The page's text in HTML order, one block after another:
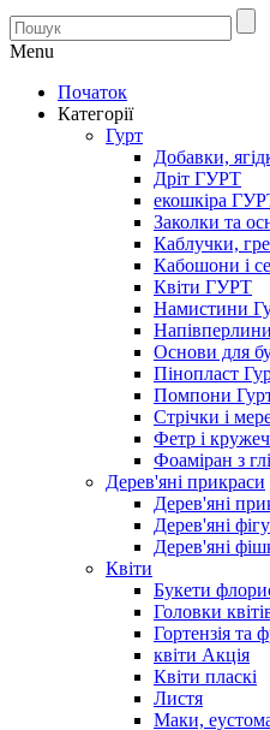
Menu
Початок
Категорії
Гурт
Добавки,
Дріт ГУРТ
екошкіра
Заколки та
Каблучки,
Кабошони і
Квіти ГУРТ
Намистини
Основи для
Пінопласт
Помпони
Стрічки і
Фетр і
Фоаміран з
Дерев'яні прикраси
Дерев'яні
Дерев'яні
Дерев'яні
Квіти
Букети
Головки
Гортензія та
квіти Акція
Квіти пласкі
Листя
Маки,